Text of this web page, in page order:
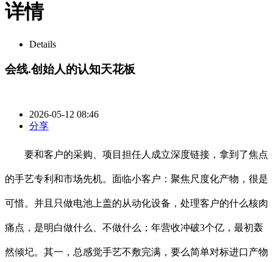
详情
Details
会线.创始人的认知天花板
2026-05-12 08:46
分享
要和客户的采购、项目担任人成立深度链接，拿到了焦点
的手艺专利和市场先机。面临小客户：聚焦尺度化产物，很是
可惜。并且只做电池上盖的从动化设备，处理客户的什么核肉
痛点，是明白做什么、不做什么；年营收冲破3个亿，最初轰
然倾圮。其一，总感觉手艺不敷完满，要么简单对标进口产物